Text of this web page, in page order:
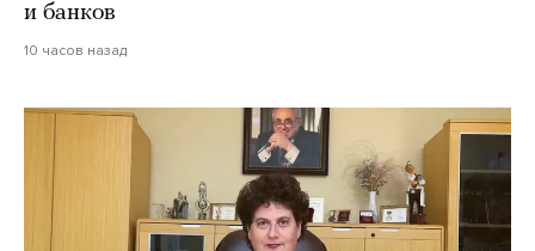
и банков
10 часов назад